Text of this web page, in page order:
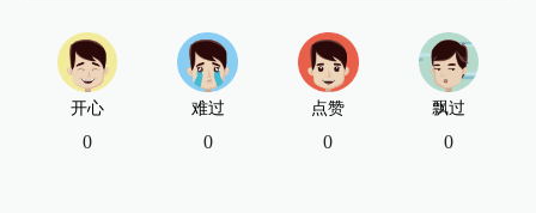
开心
0
难过
0
点赞
0
飘过
0